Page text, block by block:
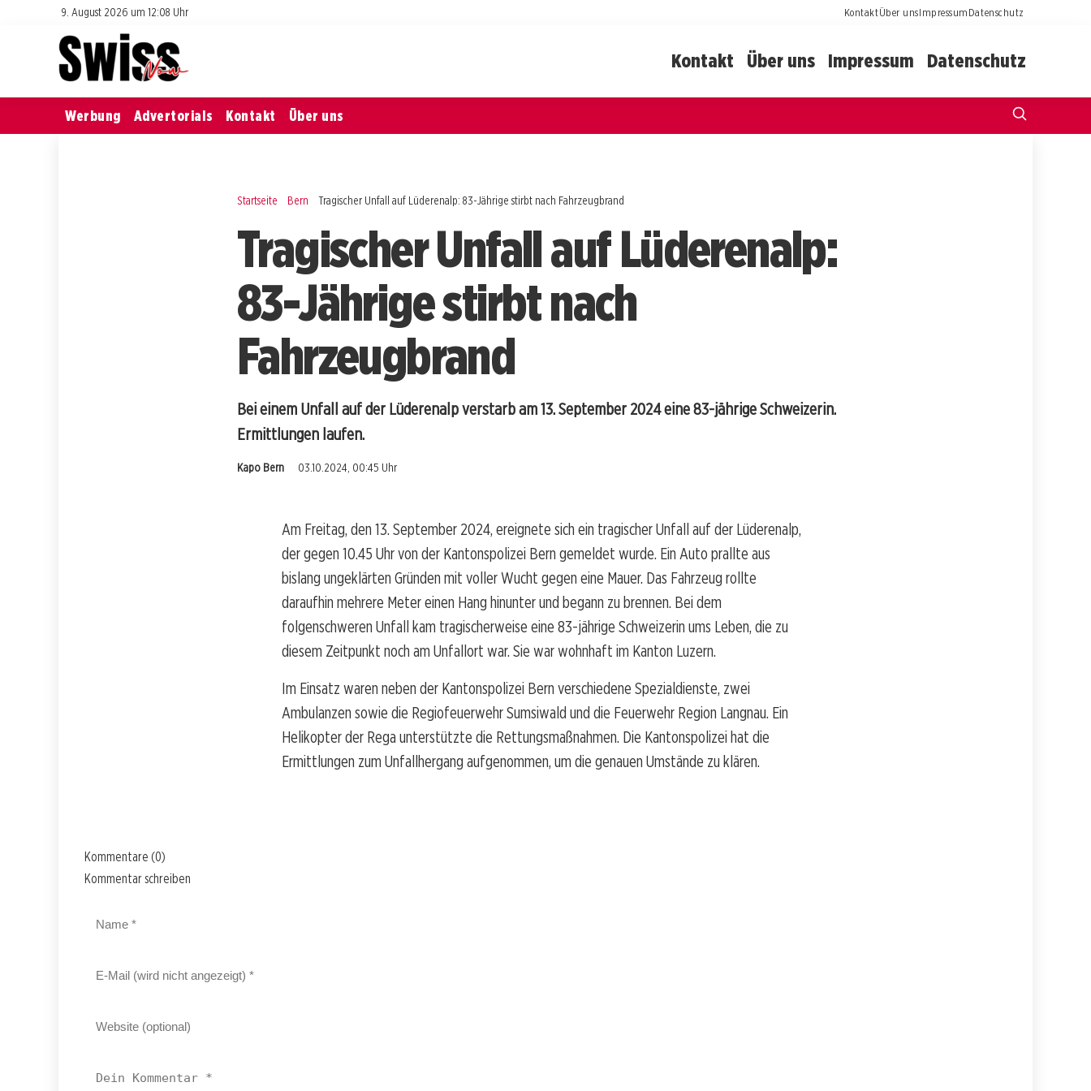
9. August 2026 um 12:08 Uhr KontaktÜber unsImpressumDatenschutz
Kontakt Über uns Impressum Datenschutz
Werbung Advertorials Kontakt Über uns
Startseite Bern Tragischer Unfall auf Lüderenalp: 83-Jährige stirbt nach Fahrzeugbrand
Tragischer Unfall auf Lüderenalp:
83-Jährige stirbt nach
Fahrzeugbrand
Bei einem Unfall auf der Lüderenalp verstarb am 13. September 2024 eine 83-jährige Schweizerin.
Ermittlungen laufen.
Kapo Bern 03.10.2024, 00:45 Uhr
Am Freitag, den 13. September 2024, ereignete sich ein tragischer Unfall auf der Lüderenalp,
der gegen 10.45 Uhr von der Kantonspolizei Bern gemeldet wurde. Ein Auto prallte aus
bislang ungeklärten Gründen mit voller Wucht gegen eine Mauer. Das Fahrzeug rollte
daraufhin mehrere Meter einen Hang hinunter und begann zu brennen. Bei dem
folgenschweren Unfall kam tragischerweise eine 83-jährige Schweizerin ums Leben, die zu
diesem Zeitpunkt noch am Unfallort war. Sie war wohnhaft im Kanton Luzern.
Im Einsatz waren neben der Kantonspolizei Bern verschiedene Spezialdienste, zwei
Ambulanzen sowie die Regiofeuerwehr Sumsiwald und die Feuerwehr Region Langnau. Ein
Helikopter der Rega unterstützte die Rettungsmaßnahmen. Die Kantonspolizei hat die
Ermittlungen zum Unfallhergang aufgenommen, um die genauen Umstände zu klären.
Kommentare (0)
Kommentar schreiben